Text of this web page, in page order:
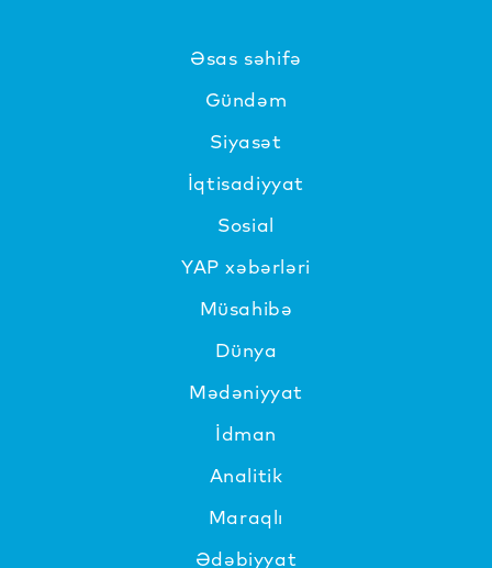
Əsas səhifə
Gündəm
Siyasət
İqtisadiyyat
Sosial
YAP xəbərləri
Müsahibə
Dünya
Mədəniyyat
İdman
Analitik
Maraqlı
Ədəbiyyat